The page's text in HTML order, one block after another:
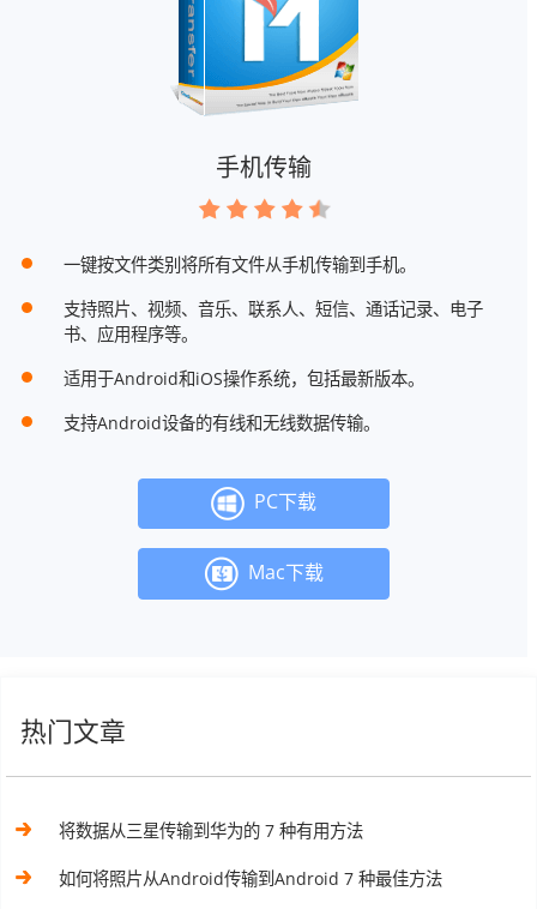
手机传输
一键按文件类别将所有文件从手机传输到手机。
支持照片、视频、音乐、联系人、短信、通话记录、电子
书、应用程序等。
适用于Android和iOS操作系统，包括最新版本。
支持Android设备的有线和无线数据传输。
PC下载
Mac下载
热门文章
将数据从三星传输到华为的 7 种有用方法
如何将照片从Android传输到Android 7 种最佳方法